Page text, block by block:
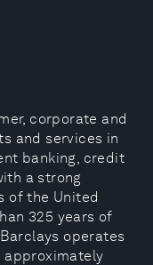
corporate and
and services in
banking, credit
a strong
of the United
325 years of
operates
approximately